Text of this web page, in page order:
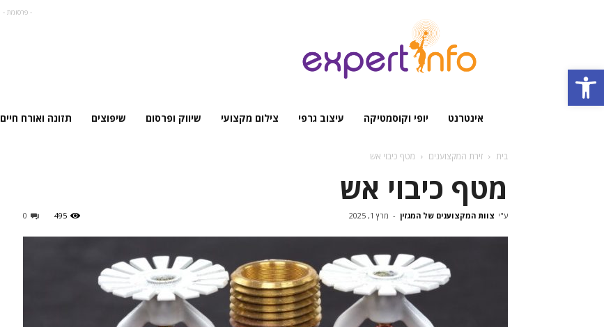
Open toolbar
- פרסומת -
אינטרנט יופי וקוסמטיקה עיצוב גרפי צילום מקצועי שיווק ופרסום שיפוצים תזונה ואורח חיים
בית זירת המקצוענים מטף כיבוי אש
מטף כיבוי אש
ע"י צוות המקצוענים של המגזין - מרץ 1, 2025 0 495